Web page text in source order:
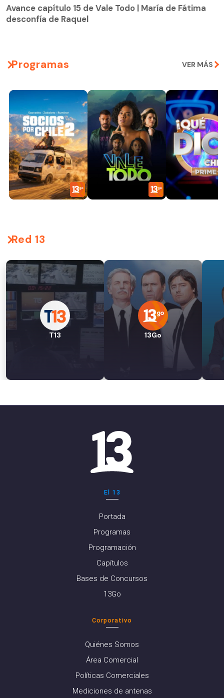
desconfía de Raquel
Avance capítulo 15 de Vale Todo | María de Fátima
desconfía de Raquel
Programas VER MÁS
Red 13
T13 13Go
El 13
Portada
Programas
Programación
Capítulos
Bases de Concursos
13Go
Corporativo
Quiénes Somos
Área Comercial
Políticas Comerciales
Mediciones de antenas